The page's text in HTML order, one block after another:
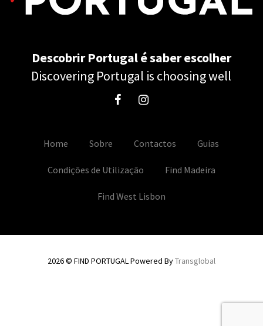
Descobrir Portugal é saber escolher
Discovering Portugal is choosing well
Home Sobre Contactos Guias
Condições de Utilização Find Madeira
Find West Lisbon
2026 © FIND PORTUGAL Powered ByTransglobal